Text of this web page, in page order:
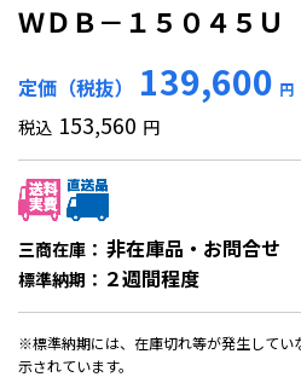
ＷＤＢ－１５０４５Ｕ
定価（税抜） 139,600 円
税込 153,560 円
三商在庫： 非在庫品・お問合せ
標準納期： ２週間程度
※標準納期には、在庫切れ等が発生してい
示されています。